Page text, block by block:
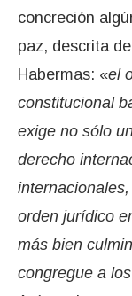
concreción
paz, descrita
Habermas: «el
constitucional
exige no sólo
derecho
orden jurídico
más bien
congregue a